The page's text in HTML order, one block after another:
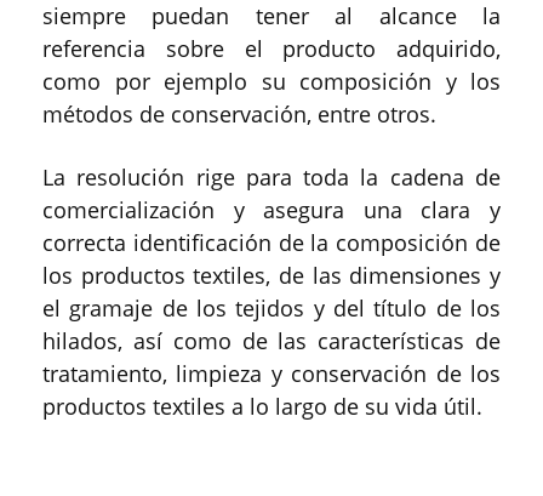
siempre puedan tener al alcance la
referencia sobre el producto adquirido,
como por ejemplo su composición y los
métodos de conservación, entre otros.
La resolución rige para toda la cadena de
comercialización y asegura una clara y
correcta identificación de la composición de
los productos textiles, de las dimensiones y
el gramaje de los tejidos y del título de los
hilados, así como de las características de
tratamiento, limpieza y conservación de los
productos textiles a lo largo de su vida útil.